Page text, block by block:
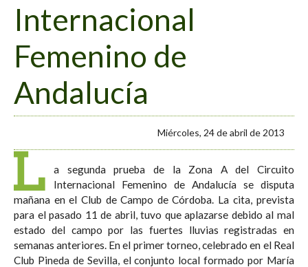
Internacional
Femenino de
Andalucía
Miércoles, 24 de abril de 2013
L
a segunda prueba de la Zona A del Circuito
Internacional Femenino de Andalucía se disputa
mañana en el Club de Campo de Córdoba. La cita, prevista
para el pasado 11 de abril, tuvo que aplazarse debido al mal
estado del campo por las fuertes lluvias registradas en
semanas anteriores. En el primer torneo, celebrado en el Real
Club Pineda de Sevilla, el conjunto local formado por María